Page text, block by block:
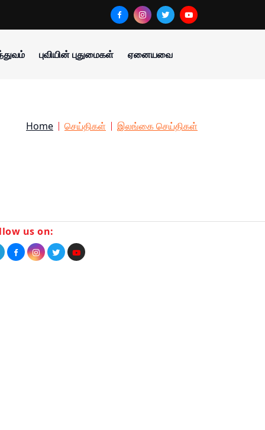
புவியின் புதுமைகள் ஏனையவை
Home செய்திகள் இலங்கை செய்திகள்
us on: